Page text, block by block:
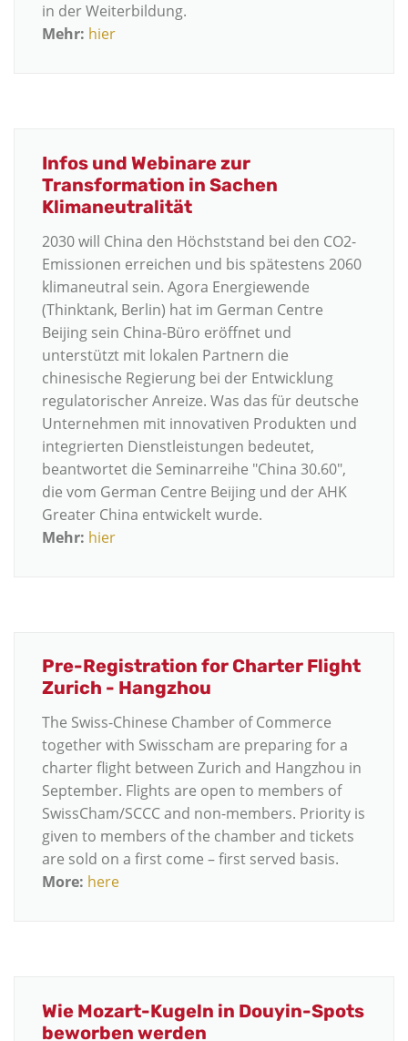
in der Weiterbildung.
Mehr: hier
Infos und Webinare zur
Transformation in Sachen
Klimaneutralität
2030 will China den Höchststand bei den CO2-
Emissionen erreichen und bis spätestens 2060
klimaneutral sein. Agora Energiewende
(Thinktank, Berlin) hat im German Centre
Beijing sein China-Büro eröffnet und
unterstützt mit lokalen Partnern die
chinesische Regierung bei der Entwicklung
regulatorischer Anreize. Was das für deutsche
Unternehmen mit innovativen Produkten und
integrierten Dienstleistungen bedeutet,
beantwortet die Seminarreihe "China 30.60",
die vom German Centre Beijing und der AHK
Greater China entwickelt wurde.
Mehr: hier
Pre-Registration for Charter Flight
Zurich - Hangzhou
The Swiss-Chinese Chamber of Commerce
together with Swisscham are preparing for a
charter flight between Zurich and Hangzhou in
September. Flights are open to members of
SwissCham/SCCC and non-members. Priority is
given to members of the chamber and tickets
are sold on a first come – first served basis.
More: here
Wie Mozart-Kugeln in Douyin-Spots
beworben werden